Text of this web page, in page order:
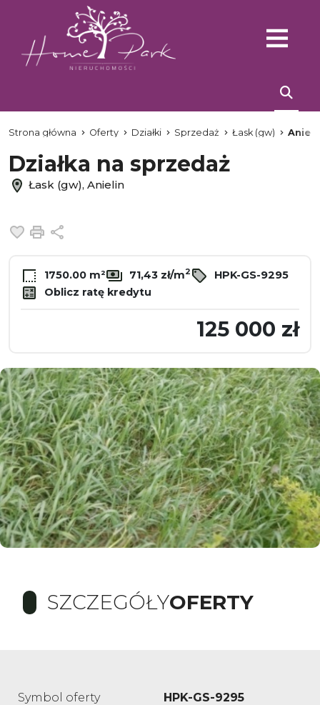
Strona główna Oferty Działki Sprzedaż Łask (gw)
Działka na sprzedaż
Łask (gw), Anielin
Dodaj do ulubionych
Drukuj
1750.00 m² 71,43 zł/m2
HPK-GS-9295
Oblicz ratę kredytu
125 000 zł
SZCZEGÓŁYOFERTY
Symbol oferty
HPK-GS-9295